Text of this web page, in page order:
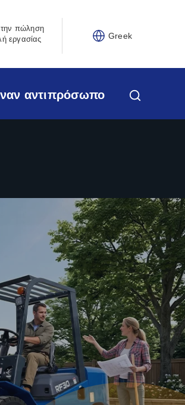
πώληση
εργασίας
Greek
αντιπρόσωπο